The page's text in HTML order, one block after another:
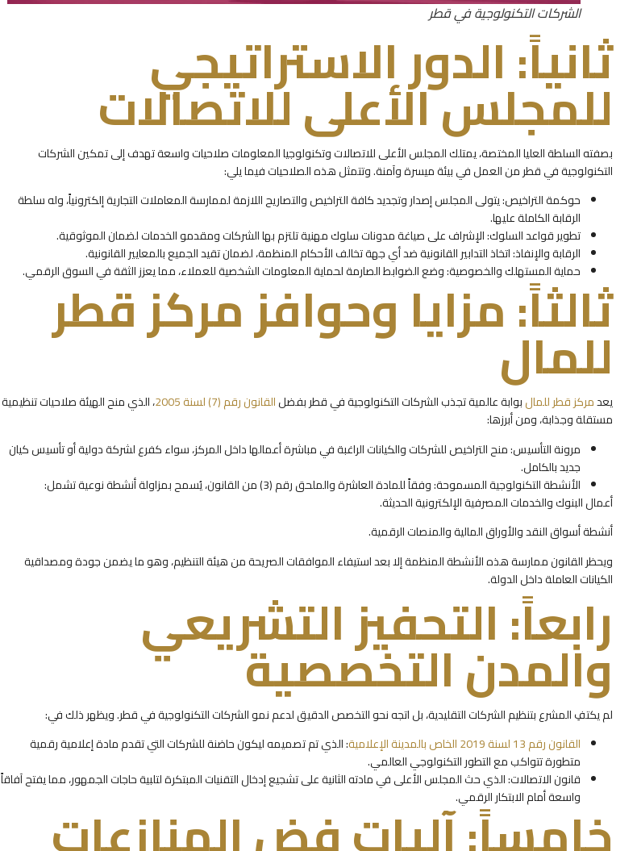
الشركات التكنولوجية في قطر
ثانياً: الدور الاستراتيجي
للمجلس الأعلى للاتصالات
بصفته السلطة العليا المختصة، يمتلك المجلس الأعلى للاتصالات وتكنولوجيا المعلومات صلاحيات واسعة تهدف إلى تمكين الشركات
التكنولوجية في قطر من العمل في بيئة ميسرة وآمنة. وتتمثل هذه الصلاحيات فيما يلي:
حوكمة التراخيص: يتولى المجلس إصدار وتجديد كافة التراخيص والتصاريح اللازمة لممارسة المعاملات التجارية إلكترونياً، وله سلطة
الرقابة الكاملة عليها.
تطوير قواعد السلوك: الإشراف على صياغة مدونات سلوك مهنية تلتزم بها الشركات ومقدمو الخدمات لضمان الموثوقية.
الرقابة والإنفاذ: اتخاذ التدابير القانونية ضد أي جهة تخالف الأحكام المنظمة، لضمان تقيد الجميع بالمعايير القانونية.
حماية المستهلك والخصوصية: وضع الضوابط الصارمة لحماية المعلومات الشخصية للعملاء، مما يعزز الثقة في السوق الرقمي.
ثالثاً: مزايا وحوافز مركز قطر
للمال
يعدمركز قطر للمالبوابة عالمية تجذب الشركات التكنولوجية في قطر بفضلالقانون رقم (7) لسنة 2005
، الذي منح الهيئة صلاحيات تنظيمية
مستقلة وجذابة، ومن أبرزها:
مرونة التأسيس: منح التراخيص للشركات والكيانات الراغبة في مباشرة أعمالها داخل المركز، سواء كفرع لشركة دولية أو تأسيس كيان
جديد بالكامل.
الأنشطة التكنولوجية المسموحة: وفقاً للمادة العاشرة والملحق رقم (3) من القانون، يُسمح بمزاولة أنشطة نوعية تشمل:
أعمال البنوك والخدمات المصرفية الإلكترونية الحديثة.
أنشطة أسواق النقد والأوراق المالية والمنصات الرقمية.
ويحظر القانون ممارسة هذه الأنشطة المنظمة إلا بعد استيفاء الموافقات الصريحة من هيئة التنظيم، وهو ما يضمن جودة ومصداقية
الكيانات العاملة داخل الدولة.
رابعاً: التحفيز التشريعي
والمدن التخصصية
لم يكتفِ المشرع بتنظيم الشركات التقليدية، بل اتجه نحو التخصص الدقيق لدعم نمو الشركات التكنولوجية في قطر. ويظهر ذلك في:
القانون رقم 13 لسنة 2019 الخاص بالمدينة الإعلامية
: الذي تم تصميمه ليكون حاضنة للشركات التي تقدم مادة إعلامية رقمية
متطورة تتواكب مع التطور التكنولوجي العالمي.
قانون الاتصالات: الذي حث المجلس الأعلى في مادته الثانية على تشجيع إدخال التقنيات المبتكرة لتلبية حاجات الجمهور، مما يفتح آفاقاً
واسعة أمام الابتكار الرقمي.